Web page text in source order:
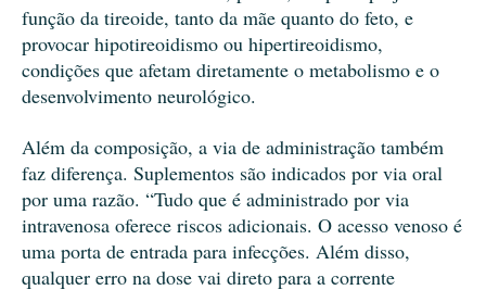
função da tireoide, tanto da mãe quanto do feto, e
provocar hipotireoidismo ou hipertireoidismo,
condições que afetam diretamente o metabolismo e o
desenvolvimento neurológico.
Além da composição, a via de administração também
faz diferença. Suplementos são indicados por via oral
por uma razão. “Tudo que é administrado por via
intravenosa oferece riscos adicionais. O acesso venoso é
uma porta de entrada para infecções. Além disso,
qualquer erro na dose vai direto para a corrente